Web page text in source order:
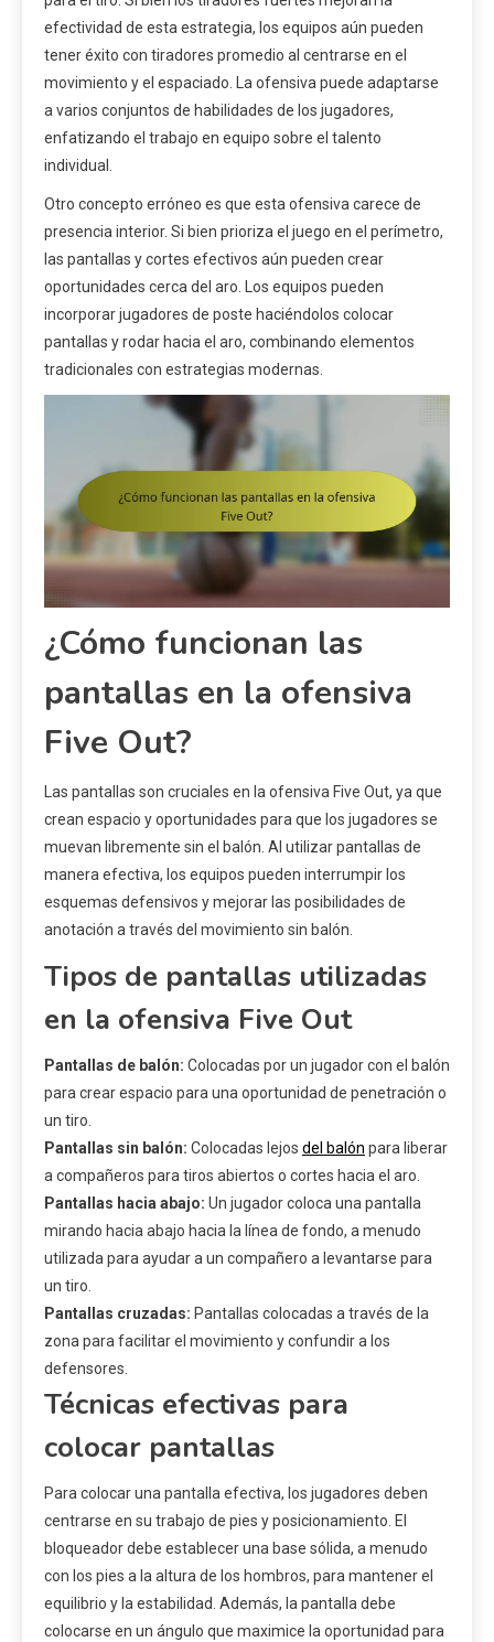
efectividad de esta estrategia, los equipos aún pueden
tener éxito con tiradores promedio al centrarse en el
movimiento y el espaciado. La ofensiva puede adaptarse
a varios conjuntos de habilidades de los jugadores,
enfatizando el trabajo en equipo sobre el talento
individual.
Otro concepto erróneo es que esta ofensiva carece de
presencia interior. Si bien prioriza el juego en el perímetro,
las pantallas y cortes efectivos aún pueden crear
oportunidades cerca del aro. Los equipos pueden
incorporar jugadores de poste haciéndolos colocar
pantallas y rodar hacia el aro, combinando elementos
tradicionales con estrategias modernas.
¿Cómo funcionan las
pantallas en la ofensiva
Five Out?
Las pantallas son cruciales en la ofensiva Five Out, ya que
crean espacio y oportunidades para que los jugadores se
muevan libremente sin el balón. Al utilizar pantallas de
manera efectiva, los equipos pueden interrumpir los
esquemas defensivos y mejorar las posibilidades de
anotación a través del movimiento sin balón.
Tipos de pantallas utilizadas
en la ofensiva Five Out
Pantallas de balón: Colocadas por un jugador con el balón
para crear espacio para una oportunidad de penetración o
un tiro.
Pantallas sin balón: Colocadas lejos del balón para liberar
a compañeros para tiros abiertos o cortes hacia el aro.
Pantallas hacia abajo: Un jugador coloca una pantalla
mirando hacia abajo hacia la línea de fondo, a menudo
utilizada para ayudar a un compañero a levantarse para
un tiro.
Pantallas cruzadas: Pantallas colocadas a través de la
zona para facilitar el movimiento y confundir a los
defensores.
Técnicas efectivas para
colocar pantallas
Para colocar una pantalla efectiva, los jugadores deben
centrarse en su trabajo de pies y posicionamiento. El
bloqueador debe establecer una base sólida, a menudo
con los pies a la altura de los hombros, para mantener el
equilibrio y la estabilidad. Además, la pantalla debe
colocarse en un ángulo que maximice la oportunidad para